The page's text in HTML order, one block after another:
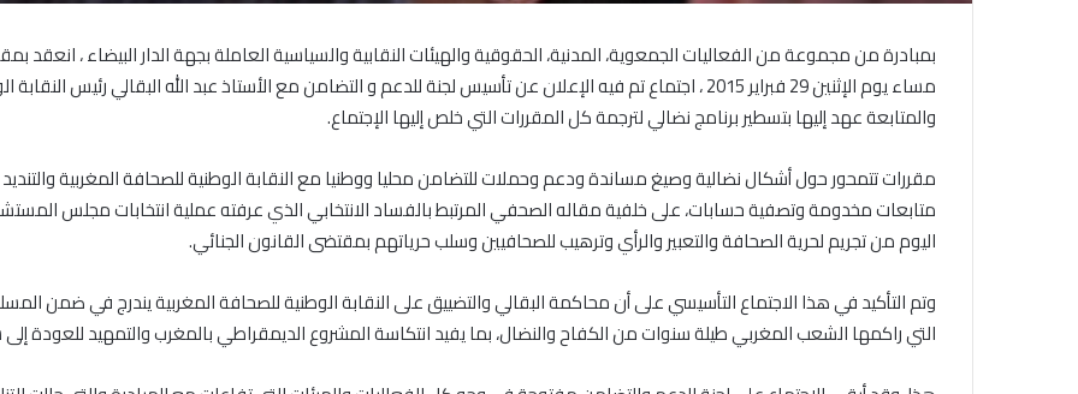
بمبادرة من مجموعة من الفعاليات الجمعوية، المدنية، الحقوقية والهيئات النقابية والسياسية العاملة بجهة الدار البيضاء ، انعقد بمقر
مساء يوم الإثنين 29 فبراير 2015 ، اجتماع تم فيه الإعلان عن تأسيس لجنة للدعم و التضامن مع الأستاذ عبد الله البقالي
والمتابعة عهد إليها بتسطير برنامج نضالي لترجمة كل المقررات التي خلص إليها الإجتماع.
مقررات تتمحور حول أشكال نضالية وصيغ مساندة ودعم وحملات للتضامن محليا ووطنيا مع النقابة الوطنية للصحافة المغربية
متابعات مخدومة وتصفية حسابات، على خلفية مقاله الصحفي المرتبط بالفساد الانتخابي الذي عرفته عملية انتخابات مجلس
اليوم من تجريم لحرية الصحافة والتعبير والرأي وترهيب للصحافيين وسلب حرياتهم بمقتضى القانون الجنائي.
وتم التأكيد في هذا الاجتماع التأسيسي على أن محاكمة البقالي والتضييق على النقابة الوطنية للصحافة المغربية يندرج في
التي راكمها الشعب المغربي طيلة سنوات من الكفاح والنضال، بما يفيد انتكاسة المشروع الديمقراطي بالمغرب والتمهيد للعودة